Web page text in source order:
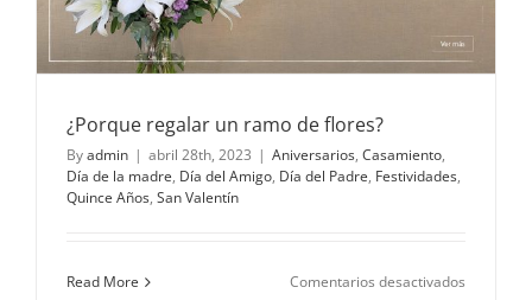
¿Porque regalar un ramo de flores?
Byadmin | abril 28th, 2023 | Aniversarios, Casamiento,
Día de la madre, Día del Amigo, Día del Padre, Festividades,
Quince Años, San Valentín
Read More Comentarios desactivados